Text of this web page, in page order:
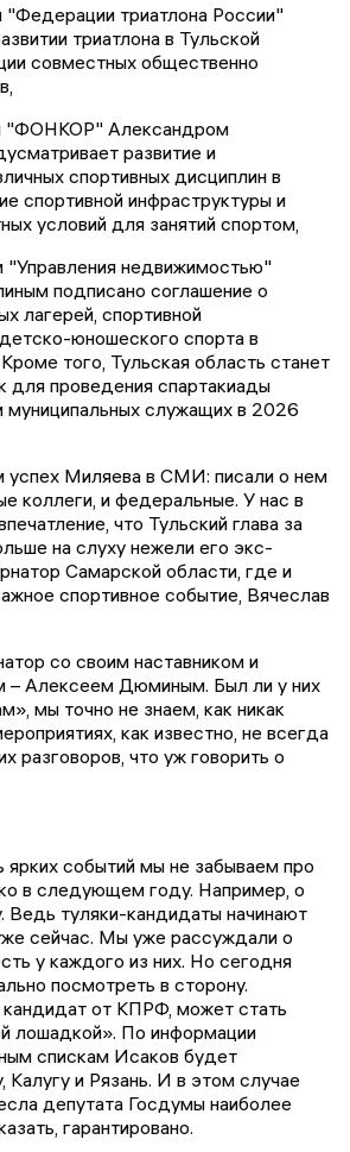
"Федерации триатлона России"
триатлона в Тульской
совместных общественно
"ФОНКОР" Александром
развитие и
спортивных дисциплин в
спортивной инфраструктуры и
условий для занятий спортом,
"Управления недвижимостью"
подписано соглашение о
лагерей, спортивной
юношеского спорта в
того, Тульская область станет
для проведения спартакиады
муниципальных служащих в 2026
успех Миляева в СМИ: писали о нем
коллеги, и федеральные. У нас в
что Тульский глава за
на слуху нежели его экс-
Самарской области, где и
спортивное событие, Вячеслав
со своим наставником и
– Алексеем Дюминым. Был ли у них
мы точно не знаем, как никак
как известно, не всегда
разговоров, что уж говорить о
ярких событий мы не забываем про
в следующем году. Например, о
Ведь туляки-кандидаты начинают
сейчас. Мы уже рассуждали о
у каждого из них. Но сегодня
посмотреть в сторону.
от КПРФ, может стать
лошадкой». По информации
спискам Исаков будет
Калугу и Рязань. И в этом случае
депутата Госдумы наиболее
гарантировано.